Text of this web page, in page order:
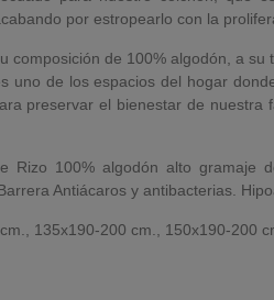
por estropearlo con la
composición de 100% algodón, a
uno de los espacios del hogar
preservar el bienestar de
Rizo 100% algodón alto
Antiácaros y antibacterias.
135x190-200 cm., 150x190-200